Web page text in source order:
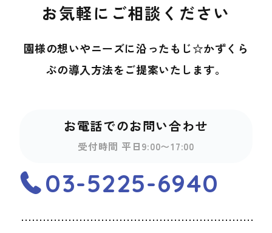
お気軽にご相談ください
園様の想いやニーズに沿ったもじ☆かずくら
ぶの導入方法をご提案いたします。
お電話でのお問い合わせ
受付時間 平日9:00〜17:00
03-5225-6940